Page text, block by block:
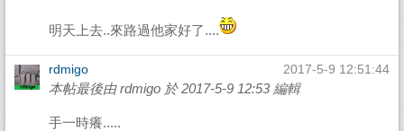
明天上去..來路過他家好了....
rdmigo 2017-5-9 12:51:44
本帖最後由 rdmigo 於 2017-5-9 12:53 編輯
手一時癢.....